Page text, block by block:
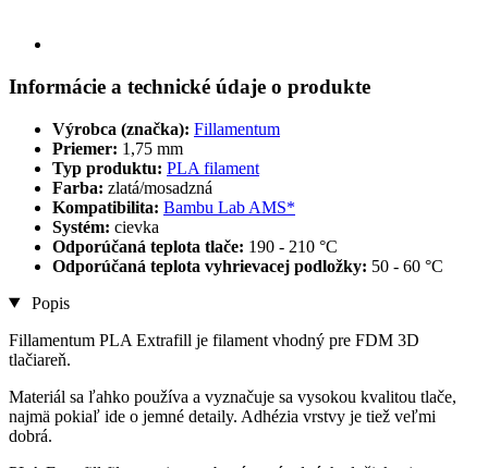
Informácie a technické údaje o produkte
Výrobca (značka): Fillamentum
Priemer: 1,75 mm
Typ produktu: PLA filament
Farba: zlatá/mosadzná
Kompatibilita: Bambu Lab AMS*
Systém: cievka
Odporúčaná teplota tlače: 190 - 210 °C
Odporúčaná teplota vyhrievacej podložky: 50 - 60 °C
Popis
Fillamentum PLA Extrafill je filament vhodný pre FDM 3D
tlačiareň.
Materiál sa ľahko používa a vyznačuje sa vysokou kvalitou tlače,
najmä pokiaľ ide o jemné detaily. Adhézia vrstvy je tiež veľmi
dobrá.